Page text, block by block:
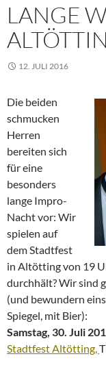
LANGE
12. JULI 2016
Die beiden
schmucken
Herren
bereiten sich
für eine
besonders
lange Impro-
Nacht vor: Wir
spielen auf
dem Stadtfest
in Altötting von 19
durchhält? Wir sind
(und bewundern
Spiegel, mit Bier):
Samstag, 30. Juli
Stadtfest Altötting,